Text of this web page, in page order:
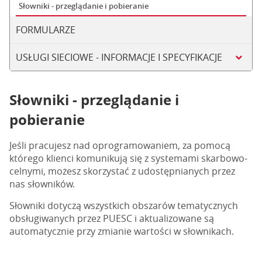
Słowniki - przeglądanie i pobieranie
FORMULARZE
USŁUGI SIECIOWE - INFORMACJE I SPECYFIKACJE
Słowniki - przeglądanie i
pobieranie
Jeśli pracujesz nad oprogramowaniem, za pomocą
którego klienci komunikują się z systemami skarbowo-
celnymi, możesz skorzystać z udostępnianych przez
nas słowników.
Słowniki dotyczą wszystkich obszarów tematycznych
obsługiwanych przez PUESC i aktualizowane są
automatycznie przy zmianie wartości w słownikach.